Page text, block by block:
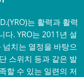
는 활력과 활력
다. YRO는 2011년 설
치는 열정을 바탕으
스위치 등과 같은 발
할 수 있는 일련의 저